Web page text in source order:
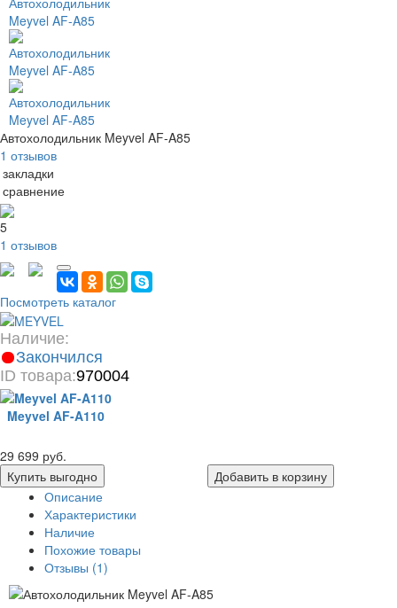
Автохолодильник Meyvel AF-A85
1 отзывов
5
1 отзывов
Посмотреть каталог
Наличие:
Закончился
ID товара:970004
Meyvel AF-A110
29 699 руб.
Купить выгодно
Добавить в корзину
Описание
Характеристики
Наличие
Похожие товары
Отзывы (1)